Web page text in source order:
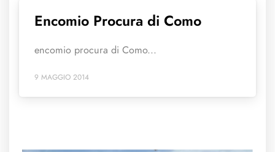
Encomio Procura di Como
encomio procura di Como...
9 MAGGIO 2014